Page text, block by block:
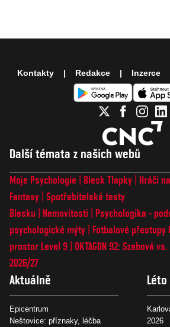
Další témata z našich webů
Moje Psychologie Blesk Tlapky Hráči
Fantasy Spotřebitelské testy
Blesku
Nemovitosti
Psychologika -
psychologické mýty
Fotbalové přestupy
prostor Level 9 OKTAGON 92: Szabová
2026/27
Aktuálně
Epicentrum
Neštovice: příznaky, léčba
Léto
2026
Kontakty Redakce Inzerce